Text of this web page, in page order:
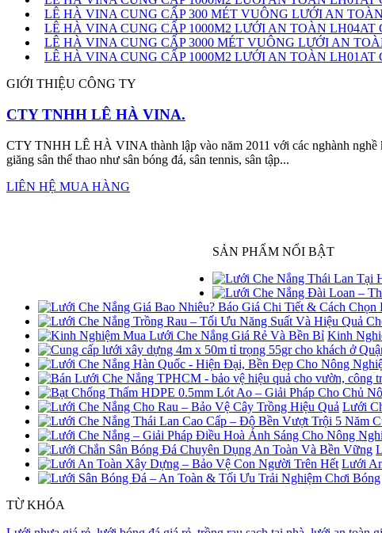
LÊ HÀ VINA CUNG CẤP 300 MÉT VUÔNG LƯỚI AN
LÊ HÀ VINA CUNG CẤP 1000M2 LƯỚI AN TOÀN
LÊ HÀ VINA CUNG CẤP 3000 MÉT VUÔNG LƯỚI AN
LÊ HÀ VINA CUNG CẤP 1000M2 LƯỚI AN TOÀN LH01AT
GIỚI THIỆU CÔNG TY
CTY TNHH LÊ HÀ VINA.
CTY TNHH LÊ HÀ VINA thành lập vào năm 2011 với các nghành
giăng sân thể thao như sân bóng đá, sân tennis, sân tập...
LIÊN HỆ MUA HÀNG
SẢN PHẨM NỔI BẬT
Kinh
Lưới
Lưới
TỪ KHÓA